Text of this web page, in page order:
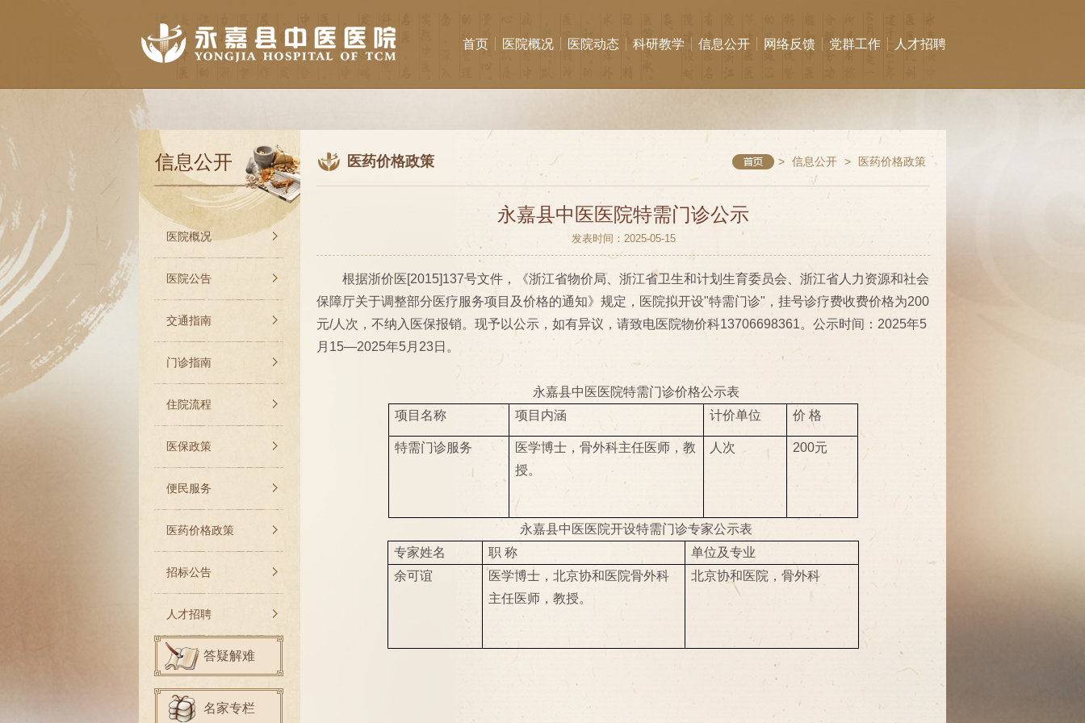
首页 医院概况 医院动态 科研教学 信息公开 网络反馈 党群工作 人才招聘
信息公开
医院概况
医院公告
交通指南
门诊指南
住院流程
医保政策
便民服务
医药价格政策
招标公告
人才招聘
答疑解难
名家专栏
医药价格政策 > 信息公开 > 医药价格政策
永嘉县中医医院特需门诊公示
发表时间：2025-05-15
根据浙价医[2015]137号文件，《浙江省物价局、浙江省卫生和计划生育委员会、浙江省人力资源和社会
保障厅关于调整部分医疗服务项目及价格的通知》规定，医院拟开设"特需门诊"，挂号诊疗费收费价格为200
元/人次，不纳入医保报销。现予以公示，如有异议，请致电医院物价科13706698361。公示时间：2025年5
月15—2025年5月23日。
永嘉县中医医院特需门诊价格公示表
项目名称
项目内涵 计价单位 价 格
特需门诊服务
医学博士，骨外科主任医师，教
授。
人次 200元
永嘉县中医医院开设特需门诊专家公示表
专家姓名
职 称
单位及专业
余可谊
医学博士，北京协和医院骨外科
主任医师，教授。
北京协和医院，骨外科